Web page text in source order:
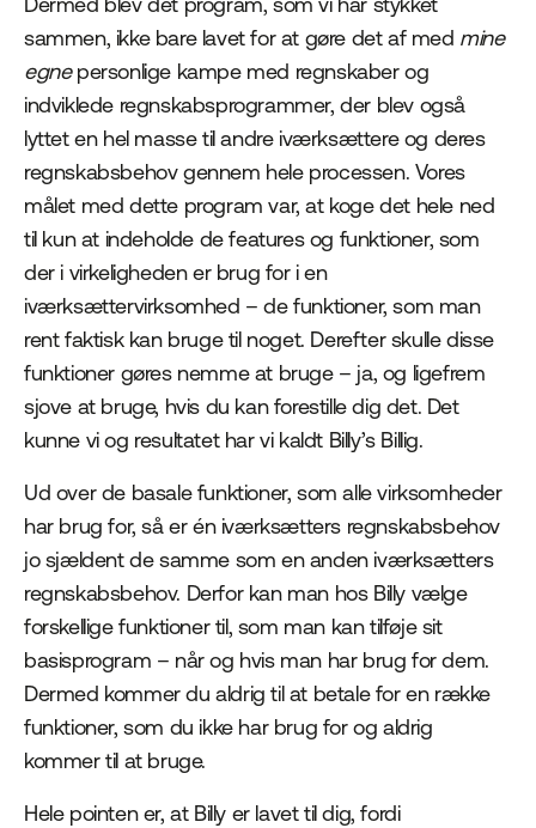
sammen, ikke bare lavet for at gøre det af med mine
egnepersonlige kampe med regnskaber og
indviklede regnskabsprogrammer, der blev også
lyttet en hel masse til andre iværksættere og deres
regnskabsbehov gennem hele processen. Vores
målet med dette program var, at koge det hele ned
til kun at indeholde de features og funktioner, som
der i virkeligheden er brug for i en
iværksættervirksomhed – de funktioner, som man
rent faktisk kan bruge til noget. Derefter skulle disse
funktioner gøres nemme at bruge – ja, og ligefrem
sjove at bruge, hvis du kan forestille dig det. Det
kunne vi og resultatet har vi kaldt Billy’s Billig.
Ud over de basale funktioner, som alle virksomheder
har brug for, så er én iværksætters regnskabsbehov
jo sjældent de samme som en anden iværksætters
regnskabsbehov. Derfor kan man hos Billy vælge
forskellige funktioner til, som man kan tilføje sit
basisprogram – når og hvis man har brug for dem.
Dermed kommer du aldrig til at betale for en række
funktioner, som du ikke har brug for og aldrig
kommer til at bruge.
Hele pointen er, at Billy er lavet til dig, fordi